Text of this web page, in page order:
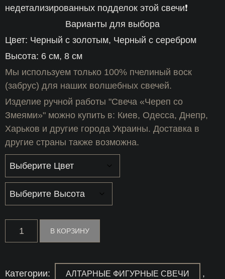
недетализированных подделок этой свечи❗
Варианты для выбора
Цвет: Черный с золотым, Черный с серебром
Высота: 6 см, 8 см
Мы используем только 100% пчелиный воск
(забрус) для наших волшебных свечей.
Изделие ручной работы "Свеча «Череп со
Змеями»" можно купить в: Киев, Одесса, Днепр,
Харьков и другие города Украины. Доставка в
другие страны также возможна.
товара
Свеча
Змеями»
В КОРЗИНУ
Категории: АЛТАРНЫЕ ФИГУРНЫЕ СВЕЧИ ,